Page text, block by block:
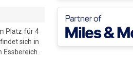
Platz für 4
sich in